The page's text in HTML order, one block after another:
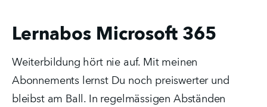
Lernabos Microsoft 365
Weiterbildung hört nie auf. Mit meinen
Abonnements lernst Du noch preiswerter und
bleibst am Ball. In regelmässigen Abständen